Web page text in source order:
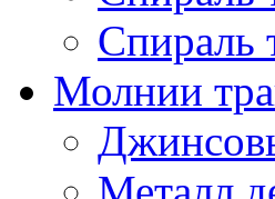
Спираль
Молнии